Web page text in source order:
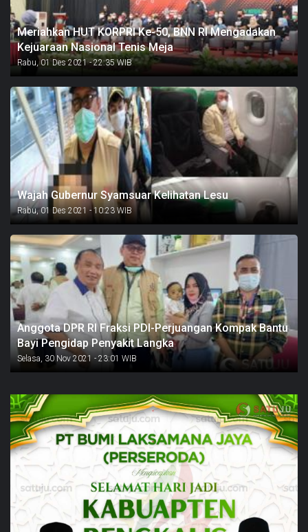
Meriahkan HUT KORPRI Ke-50, BNN RI Mengadakan
Kejuaraan Nasional Tenis Meja
Rabu, 01 Des 2021 - 22:35 WIB
Wajah Gubernur Syamsuar Kelihatan Lesu
Rabu, 01 Des 2021 - 10:23 WIB
Anggota DPR RI Fraksi PDI-Perjuangan Kompak Bantu
Bayi Pengidap Penyakit Langka
Selasa, 30 Nov 2021 - 23:01 WIB